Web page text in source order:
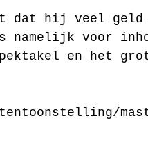
dat hij veel geld
namelijk voor
en het